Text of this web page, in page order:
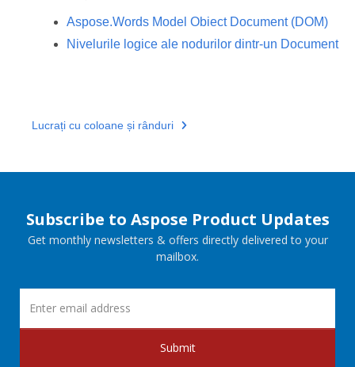
Aspose.Words Model Obiect Document (DOM)
Nivelurile logice ale nodurilor dintr-un Document
Lucrați cu coloane și rânduri
Subscribe to Aspose Product Updates
Get monthly newsletters & offers directly delivered to your
mailbox.
Submit